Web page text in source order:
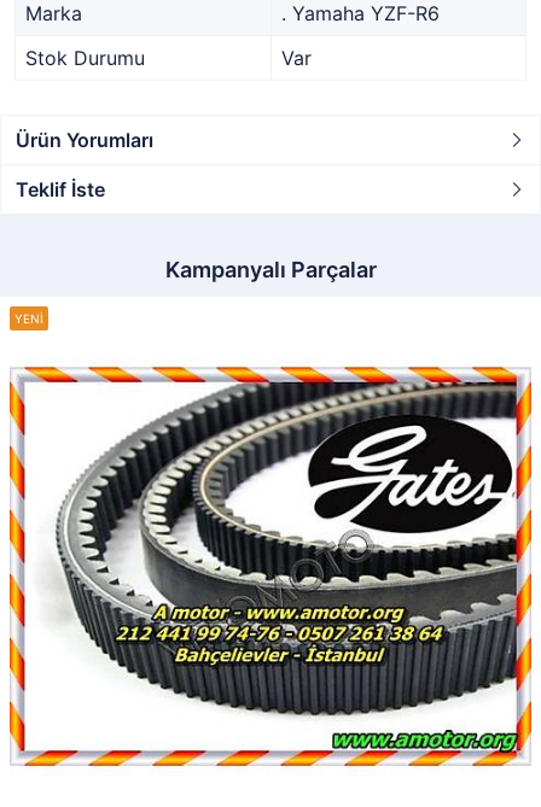
Marka
. Yamaha YZF-R6
Stok Durumu
Var
Ürün Yorumları
Teklif İste
Kampanyalı Parçalar